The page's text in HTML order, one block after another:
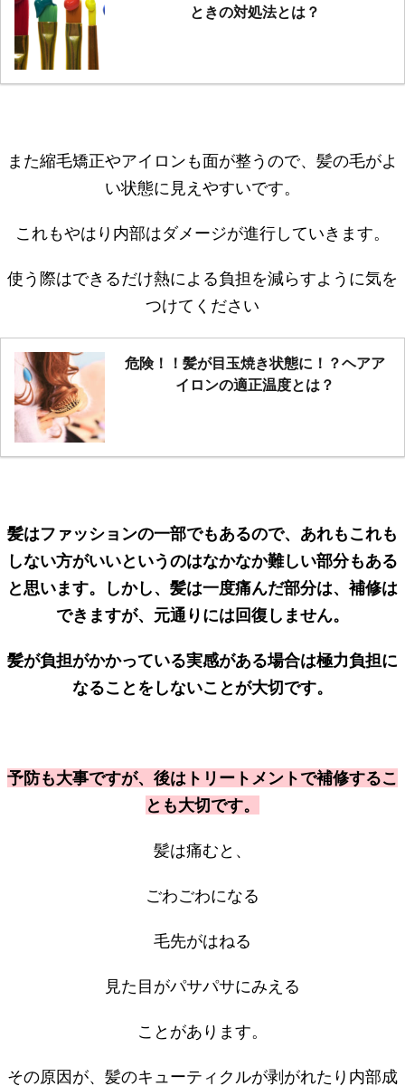
ときの対処法とは？
また縮毛矯正やアイロンも面が整うので、髪の毛がよ
い状態に見えやすいです。
これもやはり内部はダメージが進行していきます。
使う際はできるだけ熱による負担を減らすように気を
つけてください
危険！！髪が目玉焼き状態に！？ヘアア
イロンの適正温度とは？
髪はファッションの一部でもあるので、あれもこれも
しない方がいいというのはなかなか難しい部分もある
と思います。しかし、髪は一度痛んだ部分は、補修は
できますが、元通りには回復しません。
髪が負担がかかっている実感がある場合は極力負担に
なることをしないことが大切です。
予防も大事ですが、後はトリートメントで補修するこ
とも大切です。
髪は痛むと、
ごわごわになる
毛先がはねる
見た目がパサパサにみえる
ことがあります。
その原因が、髪のキューティクルが剥がれたり内部成